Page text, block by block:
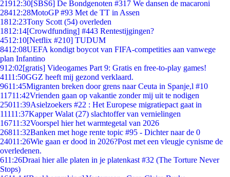
21912:30[SBS6] De Bondgenoten #317 We dansen de macaroni
28412:28MotoGP #93 Met de TT in Assen
1812:23Tony Scott (54) overleden
1812:14[Crowdfunding] #443 Rentestijgingen?
4512:10[Netflix #210] TUDUM
8412:08UEFA kondigt boycot van FIFA-competities aan vanwege
plan Infantino
912:02[gratis] Videogames Part 9: Gratis en free-to-play games!
4111:50GGZ heeft mij gezond verklaard.
9611:45Migranten breken door grens naar Ceuta in Spanje,l #10
11711:42Vrienden gaan op vakantie zonder mij uit te nodigen
25011:39Asielzoekers #22 : Het Europese migratiepact gaat in
11111:37Kapper Walat (27) slachtoffer van vernielingen
16711:32Voorspel hier het warmtegetal van 2026
26811:32Banken met hoge rente topic #95 - Dichter naar de 0
24011:26Wie gaan er dood in 2026?Post met een vleugje cynisme de
overledenen.
611:26Draai hier alle platen in je platenkast #32 (The Torture Never
Stops)